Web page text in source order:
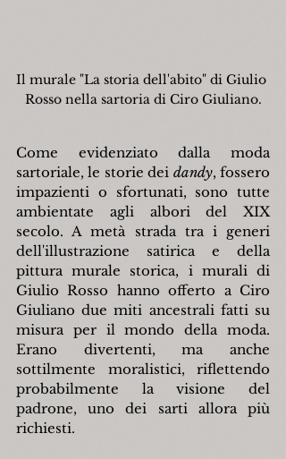
Il murale "La storia dell'abito" di Giulio
Rosso nella sartoria di Ciro Giuliano.
Come evidenziato dalla moda
sartoriale, le storie dei dandy, fossero
impazienti o sfortunati, sono tutte
ambientate agli albori del XIX
secolo. A metà strada tra i generi
dell'illustrazione satirica e della
pittura murale storica, i murali di
Giulio Rosso hanno offerto a Ciro
Giuliano due miti ancestrali fatti su
misura per il mondo della moda.
Erano divertenti, ma anche
sottilmente moralistici, riflettendo
probabilmente la visione del
padrone, uno dei sarti allora più
richiesti.